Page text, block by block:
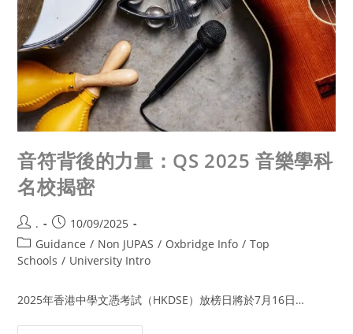
音符背後的力量：QS 2025 音樂學科
名校揭密
.
10/09/2025
Guidance / Non JUPAS / Oxbridge Info / Top
Schools / University Intro
2025年香港中學文憑考試（HKDSE）放榜日將於7月16日…